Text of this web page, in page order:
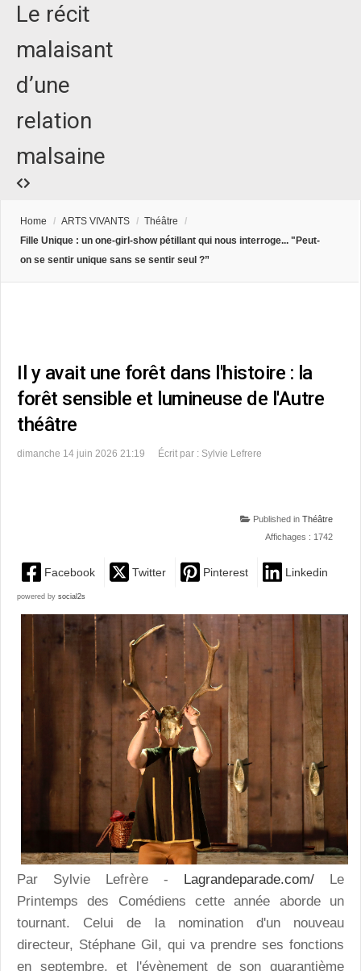
Le récit
malaisant
d’une
relation
malsaine
Home / ARTS VIVANTS / Théâtre
/
Fille Unique : un one-girl-show pétillant qui nous interroge... "Peut-
on se sentir unique sans se sentir seul ?”
Il y avait une forêt dans l'histoire : la
forêt sensible et lumineuse de l'Autre
théâtre
dimanche 14 juin 2026 21:19 Écrit par : Sylvie Lefrere
Published in Théâtre
Affichages : 1742
Facebook Twitter Pinterest Linkedin
powered by social2s
Par Sylvie Lefrère - Lagrandeparade.com/ Le
Printemps des Comédiens cette année aborde un
tournant. Celui de la nomination d'un nouveau
directeur, Stéphane Gil, qui va prendre ses fonctions
en septembre, et l'évènement de son quarantième